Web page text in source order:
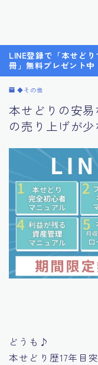
LINE登録で「本せど
冊」無料プレゼント中
◆その他
本せどりの安
の売り上げが
どうも♪
本せどり歴17年目